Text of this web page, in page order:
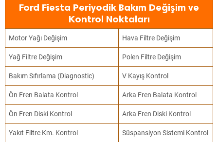
Ford Fiesta Periyodik Bakım Değişim ve
Kontrol Noktaları
Motor Yağı Değişim Hava Filtre Değişim
Yağ Filtre Değişim Polen Filtre Değişim
Bakım Sıfırlama (Diagnostic) V Kayış Kontrol
Ön Fren Balata Kontrol Arka Fren Balata Kontrol
Ön Fren Diski Kontrol Arka Fren Diski Kontrol
Yakıt Filtre Km. Kontrol Süspansiyon Sistemi Kontrol